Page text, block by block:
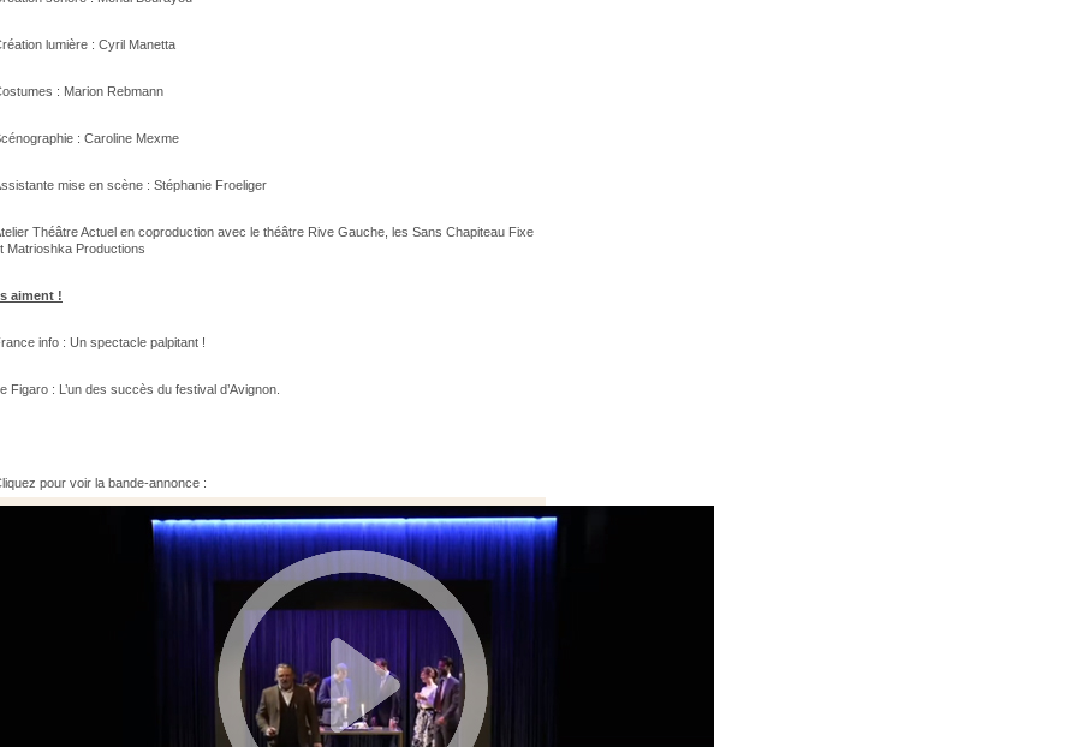
lumière : Cyril Manetta
: Marion Rebmann
: Caroline Mexme
mise en scène : Stéphanie Froeliger
Théâtre Actuel en coproduction avec le théâtre Rive Gauche, les Sans Chapiteau Fixe
Matrioshka Productions
aiment !
info : Un spectacle palpitant !
Figaro : L’un des succès du festival d’Avignon.
pour voir la bande-annonce :